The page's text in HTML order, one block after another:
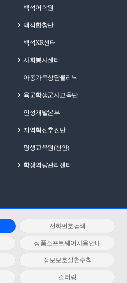
백석어학원
백석합창단
백석XR센터
사회봉사센터
아동가족상담클리닉
육군학생군사교육단
인성개발본부
지역혁신추진단
평생교육원(천안)
학생역량관리센터
전화번호검색
정품소프트웨어사용안내
정보보호실천수칙
컬러링